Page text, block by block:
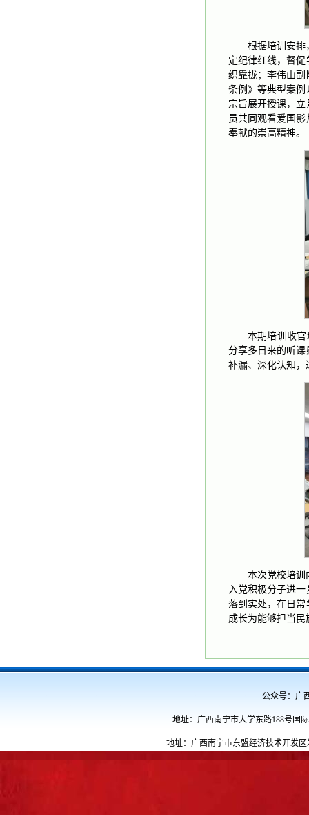
根据培训安排
定纪律红线，督
织靠拢；李伟山
条例》等典型案
宗旨展开授课，
员共同观看爱国
奉献的崇高精神。
本期培训收
分享多日来的听
补漏、深化认知，
本次党校培训
入党积极分子进
落到实处，在日
成长为能够担当
公众号：广西民
地址：广西南宁市大学东路188号国
地址：广西南宁市东盟经济技术开发